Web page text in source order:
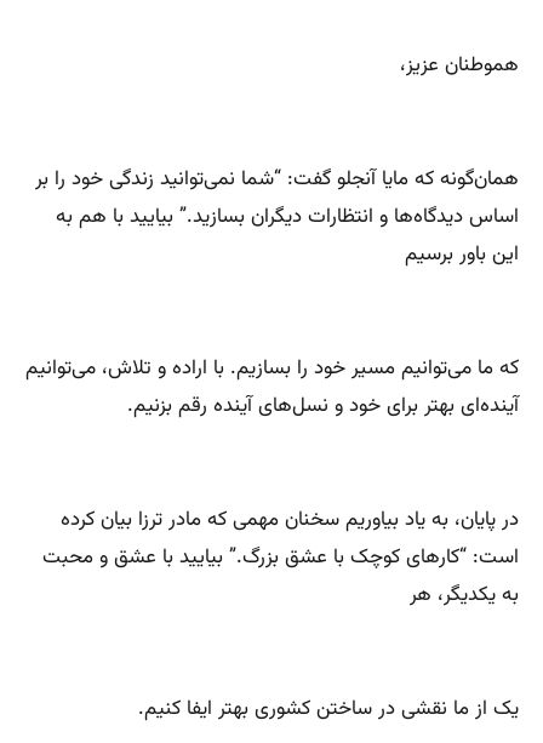
هموطنان عزیز،
همان‌گونه که مایا آنجلو گفت: “شما نمی‌توانید زندگی خود را بر
اساس دیدگاه‌ها و انتظارات دیگران بسازید.” بیایید با هم به
این باور برسیم
که ما می‌توانیم مسیر خود را بسازیم. با اراده و تلاش، می‌توانیم
آینده‌ای بهتر برای خود و نسل‌های آینده رقم بزنیم.
در پایان، به یاد بیاوریم سخنان مهمی که مادر ترزا بیان کرده
است: “کارهای کوچک با عشق بزرگ.” بیایید با عشق و محبت
به یکدیگر، هر
یک از ما نقشی در ساختن کشوری بهتر ایفا کنیم.